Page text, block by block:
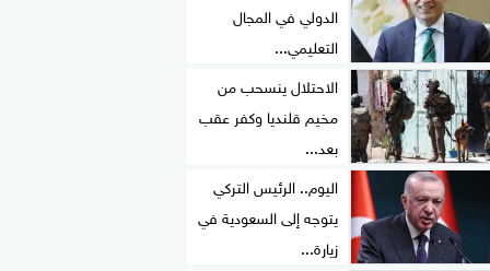
الدولي في المجال
التعليمي...
الاحتلال ينسحب من
مخيم قلنديا وكفر عقب
بعد...
اليوم.. الرئيس التركي
يتوجه إلى السعودية في
زيارة...